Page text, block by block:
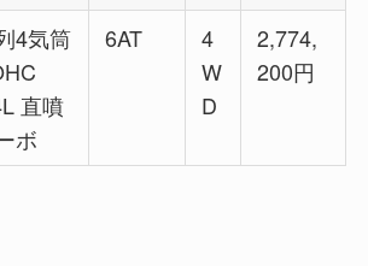
4気筒
直噴
ボ
6AT
4
W
D
2,774,
200円